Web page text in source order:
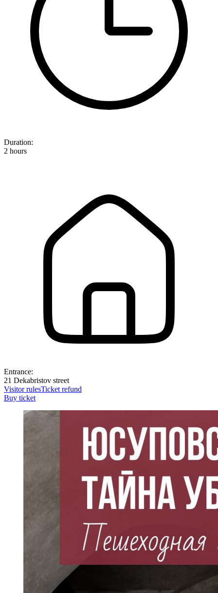
Duration:
2 hours
Entrance:
21 Dekabristov street
Visitor rulesTicket refund
Buy ticket